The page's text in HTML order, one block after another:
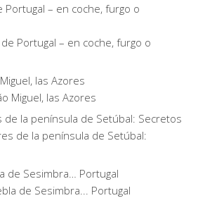
– en coche, furgo o
las Azores
la península de Setúbal: Secretos
de Sesimbra… Portugal